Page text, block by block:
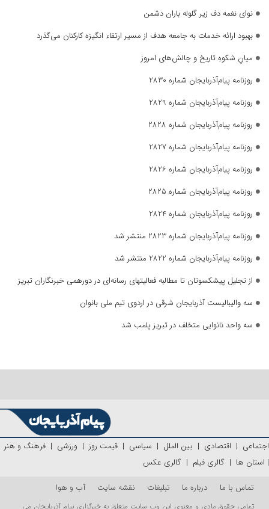
نوای نغمه دف زیر گلوله باران دشمن
بهبود ارائه خدمات به جامعه هدف از مسیر ارتقاء انگیزه کارکنان می‌گذرد
میانِ شکوهِ تاریخ و چالش‌های امروز
روزنامه پیام‌آذربایجان شماره 2830
روزنامه پیام‌آذربایجان شماره 2829
روزنامه پیام‌آذربایجان شماره 2828
روزنامه پیام‌آذربایجان شماره 2827
روزنامه پیام‌آذربایجان شماره 2826
روزنامه پیام‌آذربایجان شماره 2825
روزنامه پیام‌آذربایجان شماره 2824
روزنامه پیام‌آذربایجان شماره 2823 منتشر شد
روزنامه پیام‌آذربایجان شماره 2822 منتشر شد
از تجلیل پیشکسوتان تا مطالبه فعالیتهای رسانه‌ای در دورهمی خبرنگاران تبریز
سه والیبالیست آذربایجان‌ شرقی در اردوی تیم ملی بانوان
سه واحد نانوایی متخلف در تبریز پلمب شد
اجتماعی | اقتصادی | بین الملل | سیاسی | قیمت روز | ورزشی | فرهنگ و هنر
| استان ها | گالری فیلم | گالری عکس
تماس با ما
درباره ما تبلیغات نقشه سایت آب و هوا
تمامی حقوق مادی و معنوی این وب سایت متعلق به خبرگزاری پیام آذربایجان می